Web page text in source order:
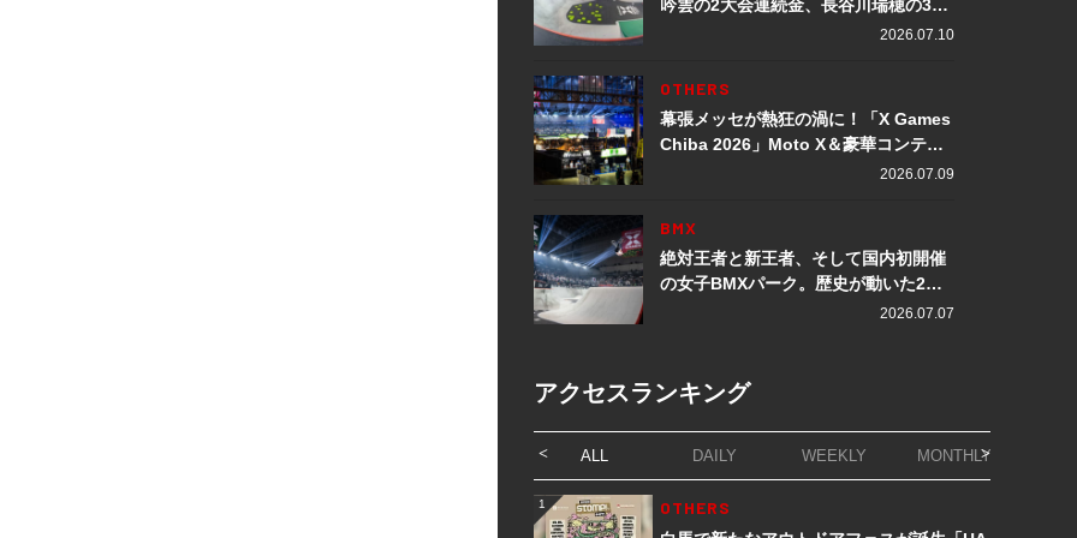
吟雲の2大会連続金、長谷川瑞穂の3メ
ダル獲得など数々の快挙をプレイバッ
2026.07.10
OTHERS
幕張メッセが熱狂の渦に！「X Games
Chiba 2026」Moto X＆豪華コンテン
2026.07.09
BMX
絶対王者と新王者、そして国内初開催
の女子BMXパーク。歴史が動いた2日
2026.07.07
アクセスランキング
ALL DAILY WEEKLY MONTHLY
1 OTHERS